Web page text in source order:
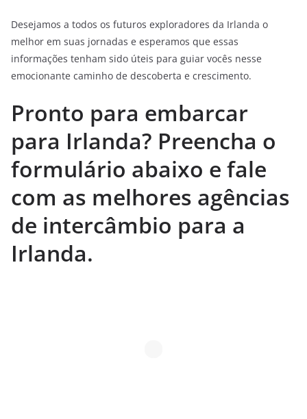
Desejamos a todos os futuros exploradores da Irlanda o
melhor em suas jornadas e esperamos que essas
informações tenham sido úteis para guiar vocês nesse
emocionante caminho de descoberta e crescimento.
Pronto para embarcar
para Irlanda? Preencha o
formulário abaixo e fale
com as melhores agências
de intercâmbio para a
Irlanda.